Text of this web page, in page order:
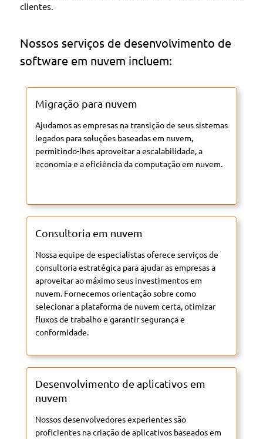
clientes.
Nossos serviços de desenvolvimento de
software em nuvem incluem:
Migração para nuvem
Ajudamos as empresas na transição de seus sistemas
legados para soluções baseadas em nuvem,
permitindo-lhes aproveitar a escalabilidade, a
economia e a eficiência da computação em nuvem.
Consultoria em nuvem
Nossa equipe de especialistas oferece serviços de
consultoria estratégica para ajudar as empresas a
aproveitar ao máximo seus investimentos em
nuvem. Fornecemos orientação sobre como
selecionar a plataforma de nuvem certa, otimizar
fluxos de trabalho e garantir segurança e
conformidade.
Desenvolvimento de aplicativos em
nuvem
Nossos desenvolvedores experientes são
proficientes na criação de aplicativos baseados em